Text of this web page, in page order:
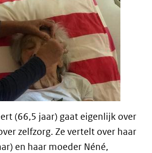
(66,5 jaar) gaat eigenlijk over
zelfzorg. Ze vertelt over haar
en haar moeder Néné,